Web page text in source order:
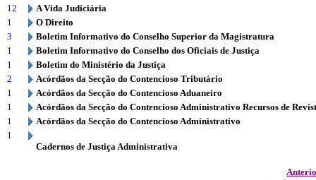
12
A Vida Judiciária
1
O Direito
3
Boletim Informativo do Conselho Superior da Magistratura
1
Boletim Informativo do Conselho dos Oficiais de Justiça
1
Boletim do Ministério da Justiça
2
Acórdãos da Secção do Contencioso Tributário
1
Acórdãos da Secção do Contencioso Aduaneiro
1
Acórdãos da Secção do Contencioso Administrativo Recursos de
1
Acórdãos da Secção do Contencioso Administrativo
1
Cadernos de Justiça Administrativa